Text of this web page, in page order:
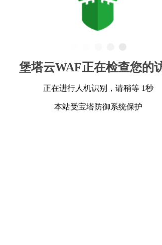
堡塔云WAF正在检查您的
正在进行人机识别，请稍等 1秒
本站受宝塔防御系统保护